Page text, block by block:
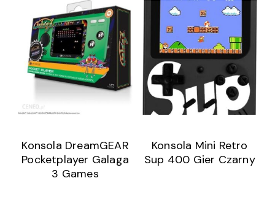
Konsola DreamGEAR
Pocketplayer Galaga
3 Games
Konsola Mini Retro
Sup 400 Gier Czarny